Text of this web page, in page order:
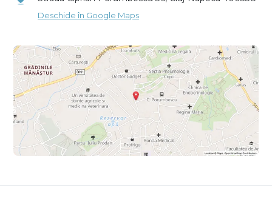
Deschide în Google Maps